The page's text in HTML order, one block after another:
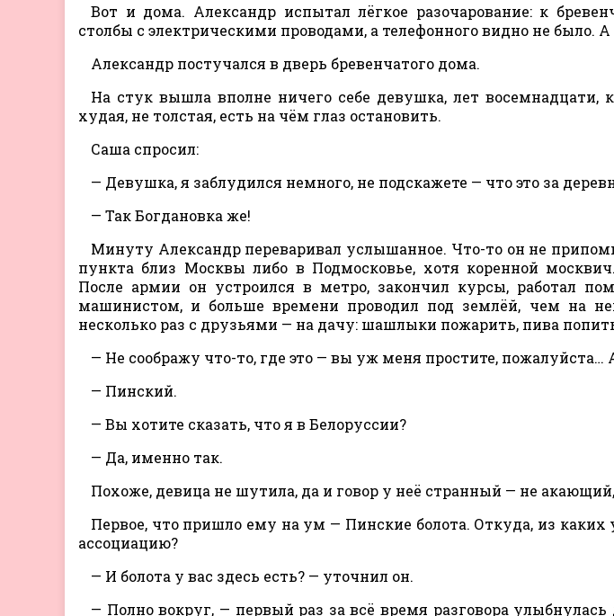
Вот и дома. Александр испытал лёгкое разочарование: к
столбы с электрическими проводами, а телефонного видно не было.
Александр постучался в дверь бревенчатого дома.
На стук вышла вполне ничего себе девушка, лет восемнадцати,
худая, не толстая, есть на чём глаз остановить.
Саша спросил:
— Девушка, я заблудился немного, не подскажете — что это за
— Так Богдановка же!
Минуту Александр переваривал услышанное. Что-то он не
пункта близ Москвы либо в Подмосковье, хотя коренной
После армии он устроился в метро, закончил курсы, работал
машинистом, и больше времени проводил под землёй, чем на
несколько раз с друзьями — на дачу: шашлыки пожарить, пива
— Не соображу что-то, где это — вы уж меня простите, пожалуйста…
— Пинский.
— Вы хотите сказать, что я в Белоруссии?
— Да, именно так.
Похоже, девица не шутила, да и говор у неё странный — не
Первое, что пришло ему на ум — Пинские болота. Откуда, из
ассоциацию?
— И болота у вас здесь есть? — уточнил он.
— Полно вокруг, — первый раз за всё время разговора